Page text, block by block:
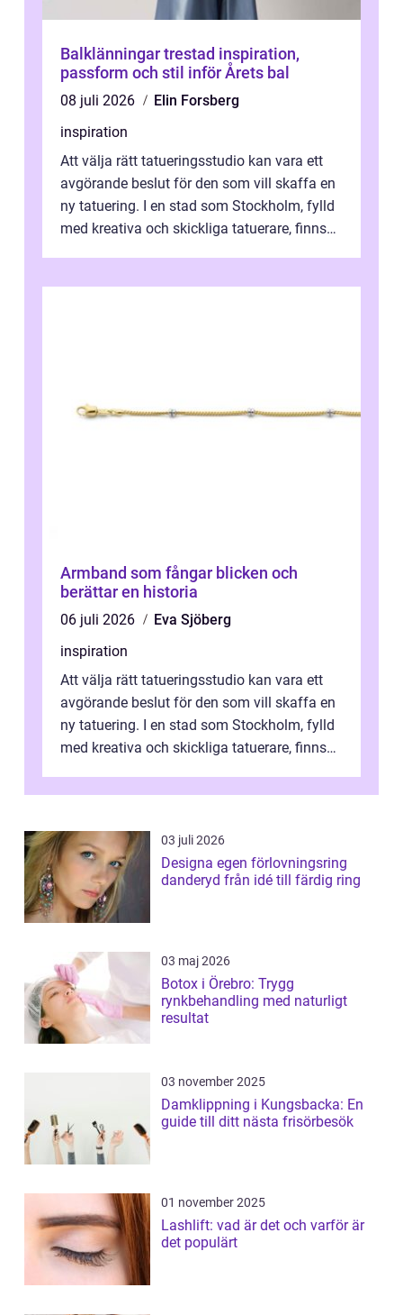
Balklänningar trestad inspiration,
passform och stil inför Årets bal
08 juli 2026
Elin Forsberg
inspiration
Att välja rätt tatueringsstudio kan vara ett
avgörande beslut för den som vill skaffa en
ny tatuering. I en stad som Stockholm, fylld
med kreativa och skickliga tatuerare, finns
Armband som fångar blicken och
berättar en historia
06 juli 2026
Eva Sjöberg
inspiration
Att välja rätt tatueringsstudio kan vara ett
avgörande beslut för den som vill skaffa en
ny tatuering. I en stad som Stockholm, fylld
med kreativa och skickliga tatuerare, finns
03 juli 2026
Designa egen förlovningsring
danderyd från idé till färdig ring
03 maj 2026
Botox i Örebro: Trygg
rynkbehandling med naturligt
resultat
03 november 2025
Damklippning i Kungsbacka: En
guide till ditt nästa frisörbesök
01 november 2025
Lashlift: vad är det och varför är
det populärt